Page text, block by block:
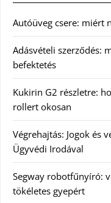
Autóüveg csere: miért
Adásvételi szerződés:
befektetés
Kukirin G2 részletre:
rollert okosan
Végrehajtás: Jogok és
Ügyvédi Irodával
Segway robotfűnyíró:
tökéletes gyepért